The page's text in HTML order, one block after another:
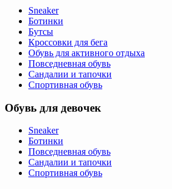
Sneaker
Ботинки
Бутсы
Кроссовки для бега
Обувь для активного отдыха
Повседневная обувь
Сандалии и тапочки
Спортивная обувь
Обувь для девочек
Sneaker
Ботинки
Повседневная обувь
Сандалии и тапочки
Спортивная обувь